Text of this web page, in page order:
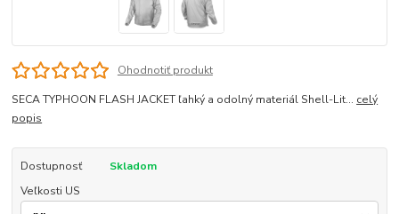
Ohodnotiť produkt
SECA TYPHOON FLASH JACKET ľahký a odolný materiál Shell-Lit... celý
popis
Dostupnosť
Skladom
Veľkosti US